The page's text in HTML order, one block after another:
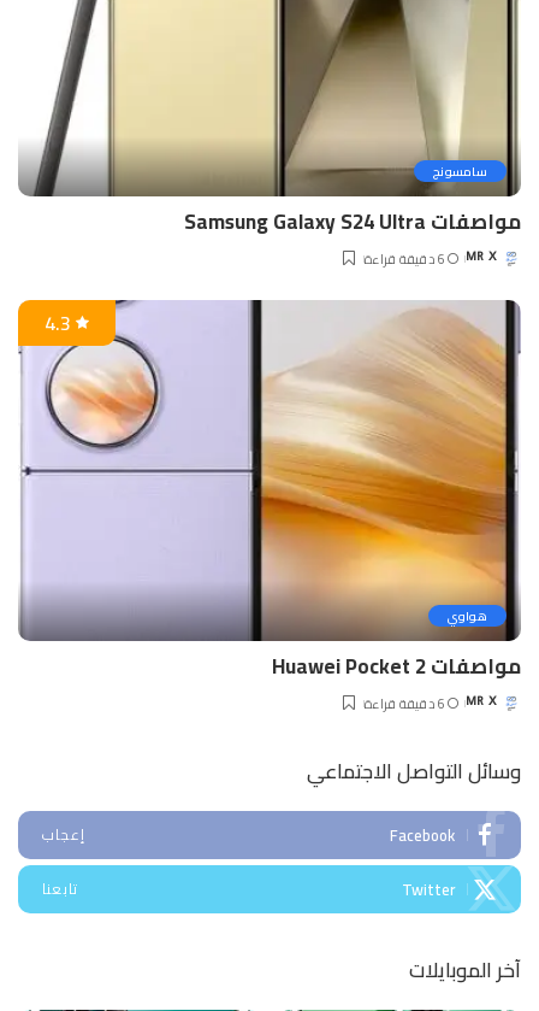
سامسونج
مواصفات Samsung Galaxy S24 Ultra
Posted
MR X 6 دقيقة قراءة
هواوي
4.3
مواصفات Huawei Pocket 2
Posted
MR X 6 دقيقة قراءة
وسائل التواصل الاجتماعي
Facebook إعجاب
Twitter تابعنا
آخر الموبايلات